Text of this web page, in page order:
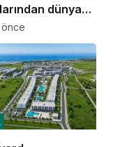
dünya
taşınan